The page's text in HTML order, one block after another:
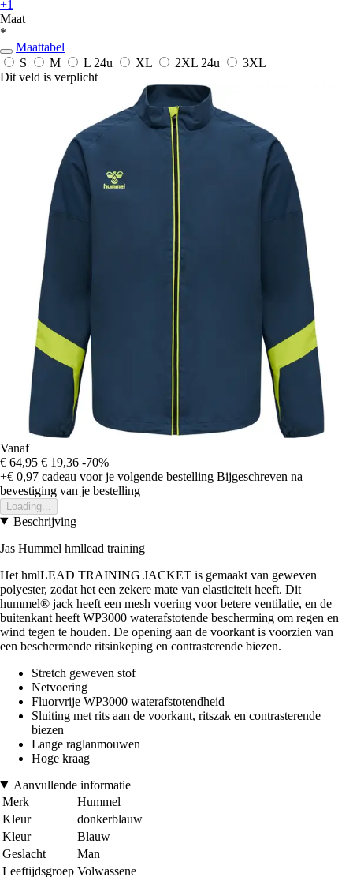
+1
Maat
*
Maattabel
S
M L 24u XL 2XL 24u
3XL
Dit veld is verplicht
Vanaf
€ 64,95 € 19,36 -70%
+€ 0,97 cadeau voor je volgende bestelling Bijgeschreven na
bevestiging van je bestelling
Loading...
Beschrijving
Jas Hummel hmllead training
Het hmlLEAD TRAINING JACKET is gemaakt van geweven
polyester, zodat het een zekere mate van elasticiteit heeft. Dit
hummel® jack heeft een mesh voering voor betere ventilatie, en de
buitenkant heeft WP3000 waterafstotende bescherming om regen en
wind tegen te houden. De opening aan de voorkant is voorzien van
een beschermende ritsinkeping en contrasterende biezen.
Stretch geweven stof
Netvoering
Fluorvrije WP3000 waterafstotendheid
Sluiting met rits aan de voorkant, ritszak en contrasterende
biezen
Lange raglanmouwen
Hoge kraag
Aanvullende informatie
Merk
Hummel
Kleur
donkerblauw
Kleur
Blauw
Geslacht
Man
Leeftijdsgroep Volwassene